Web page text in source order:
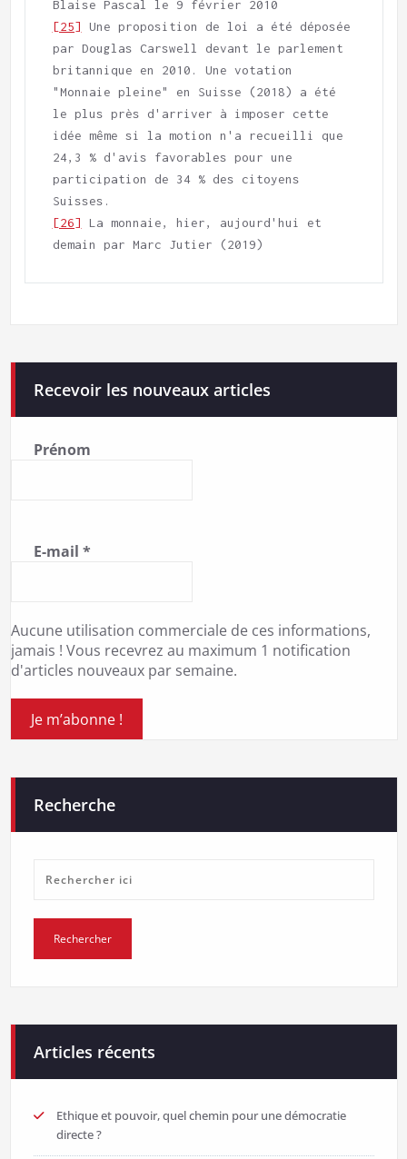
[25] Une proposition de loi a été déposée
par Douglas Carswell devant le parlement
britannique en 2010. Une votation
"Monnaie pleine" en Suisse (2018) a été
le plus près d'arriver à imposer cette
idée même si la motion n'a recueilli que
24,3 % d'avis favorables pour une
participation de 34 % des citoyens
[26] La monnaie, hier, aujourd'hui et
demain par Marc Jutier (2019)
Recevoir les nouveaux articles
Prénom
E-mail *
Aucune utilisation commerciale de ces informations,
jamais ! Vous recevrez au maximum 1 notification
d'articles nouveaux par semaine.
Recherche
Articles récents
Ethique et pouvoir, quel chemin pour une démocratie
directe ?